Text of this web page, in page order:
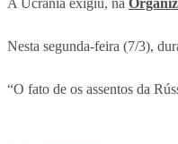
A Ucrânia exigiu, na
Nesta segunda-feira (7/3),
“O fato de os assentos da